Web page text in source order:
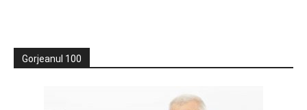
Gorjeanul 100